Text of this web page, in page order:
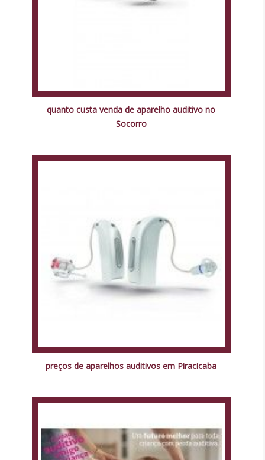
quanto custa venda de aparelho auditivo no
Socorro
preços de aparelhos auditivos em Piracicaba